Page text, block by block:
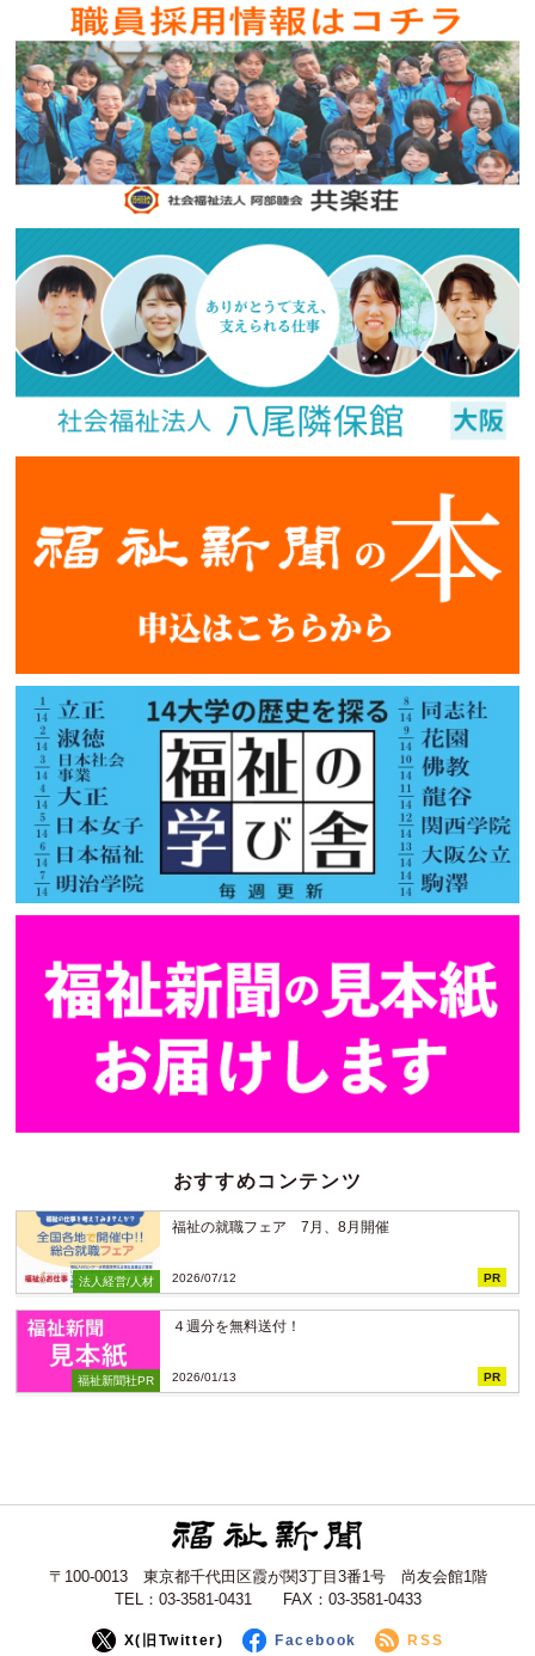
おすすめコンテンツ
法人経営/人材
福祉の就職フェア 7月、8月開催
2026/07/12 PR
福祉新聞社PR
４週分を無料送付！
2026/01/13 PR
〒100-0013 東京都千代田区霞が関3丁目3番1号 尚友会館1階
TEL：03-3581-0431 FAX：03-3581-0433
X(旧Twitter) Facebook RSS